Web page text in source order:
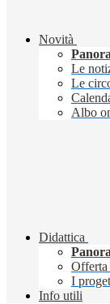
Novità
Le
Le
Albo
Didattica
Offerta
I
Info utili